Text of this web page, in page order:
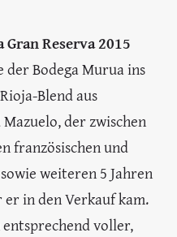
Reserva 2015
Bodega Murua ins
Blend aus
der zwischen
französischen und
weiteren 5 Jahren
in den Verkauf kam.
voller,